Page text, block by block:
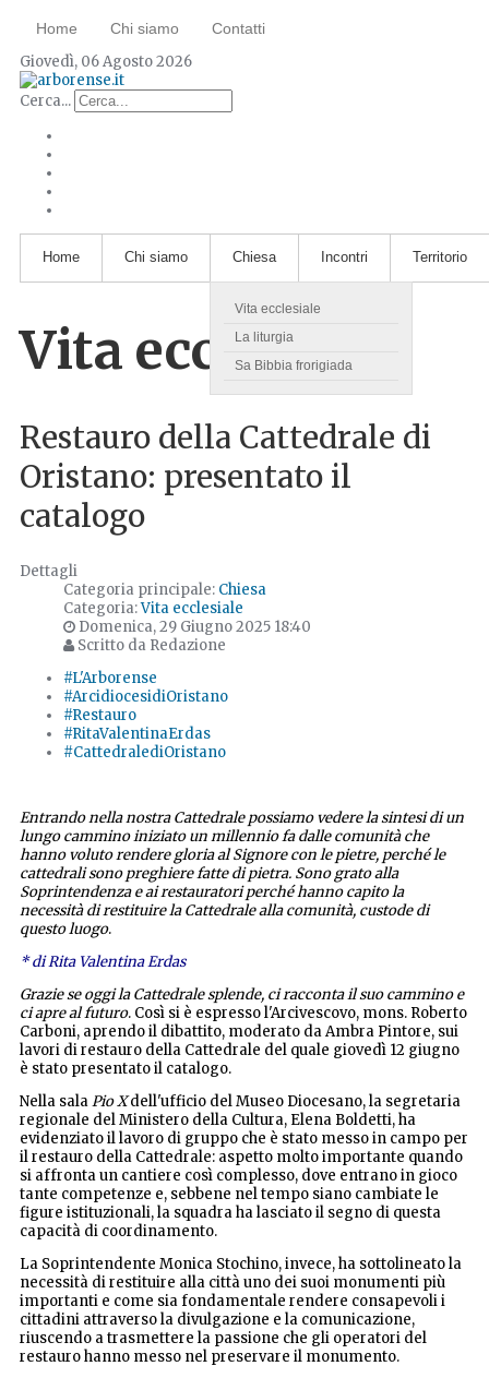
Home Chi siamo Contatti
Giovedì, 06 Agosto 2026
Cerca...
Home Chi siamo Chiesa
Vita ecclesiale
La liturgia
Sa Bibbia frorigiada
Incontri Territorio
Vita ecclesiale
Restauro della Cattedrale di
Oristano: presentato il
catalogo
Dettagli
Categoria principale: Chiesa
Categoria:Vita ecclesiale
Domenica, 29 Giugno 2025 18:40
Scritto da Redazione
#L'Arborense
#ArcidiocesidiOristano
#Restauro
#RitaValentinaErdas
#CattedralediOristano
Entrando nella nostra Cattedrale possiamo vedere la sintesi di un
lungo cammino iniziato un millennio fa dalle comunità che
hanno voluto rendere gloria al Signore con le pietre, perché le
cattedrali sono preghiere fatte di pietra. Sono grato alla
Soprintendenza e ai restauratori perché hanno capito la
necessità di restituire la Cattedrale alla comunità, custode di
questo luogo.
* di Rita Valentina Erdas
Grazie se oggi la Cattedrale splende, ci racconta il suo cammino e
ci apre al futuro. Così si è espresso l'Arcivescovo, mons. Roberto
Carboni, aprendo il dibattito, moderato da Ambra Pintore, sui
lavori di restauro della Cattedrale del quale giovedì 12 giugno
è stato presentato il catalogo.
Nella salaPio Xdell'ufficio del Museo Diocesano, la segretaria
regionale del Ministero della Cultura, Elena Boldetti, ha
evidenziato il lavoro di gruppo che è stato messo in campo per
il restauro della Cattedrale: aspetto molto importante quando
si affronta un cantiere così complesso, dove entrano in gioco
tante competenze e, sebbene nel tempo siano cambiate le
figure istituzionali, la squadra ha lasciato il segno di questa
capacità di coordinamento.
La Soprintendente Monica Stochino, invece, ha sottolineato la
necessità di restituire alla città uno dei suoi monumenti più
importanti e come sia fondamentale rendere consapevoli i
cittadini attraverso la divulgazione e la comunicazione,
riuscendo a trasmettere la passione che gli operatori del
restauro hanno messo nel preservare il monumento.